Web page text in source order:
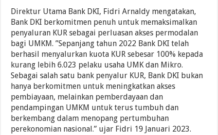
Direktur Utama Bank DKI, Fidri Arnaldy mengatakan,
Bank DKI berkomitmen penuh untuk memaksimalkan
penyaluran KUR sebagai perluasan akses permodalan
bagi UMKM. ”Sepanjang tahun 2022 Bank DKI telah
berhasil menyalurkan kuota KUR sebesar 100% kepada
kurang lebih 6.023 pelaku usaha UMK dan Mikro.
Sebagai salah satu bank penyalur KUR, Bank DKI bukan
hanya berkomitmen untuk meningkatkan akses
pembiayaan, melainkan pemberdayaan dan
pendampingan UMKM untuk terus tumbuh dan
berkembang dalam menopang pertumbuhan
perekonomian nasional.” ujar Fidri 19 Januari 2023.